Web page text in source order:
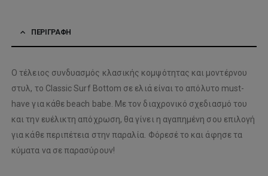
ΠΕΡΙΓΡΑΦΉ
Ο τέλειος συνδυασμός κλασικής κομψότητας και μοντέρνου
στυλ, το Classic Surf Bottom σε ελιά είναι το απόλυτο must-
have για κάθε beach babe. Με τον διαχρονικό σχεδιασμό του
και την ευέλικτη απόχρωση, θα γίνει η αγαπημένη σου επιλογή
για κάθε περιπέτεια στην παραλία. Φόρεσέ το και άφησε τα
κύματα να σε παρασύρουν!